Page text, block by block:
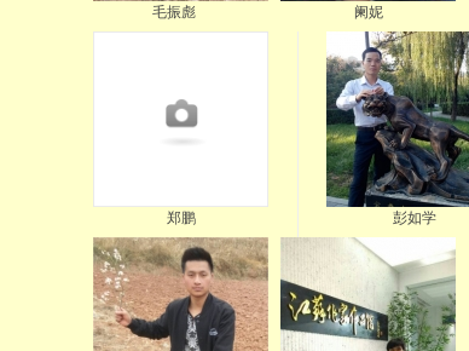
毛振彪 阑妮
郑鹏 彭如学